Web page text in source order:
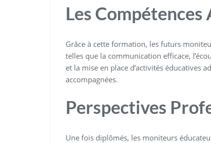
Les Compétences
Grâce à cette formation, les futurs
telles que la communication efficace,
et la mise en place d’activités éducatives
accompagnées.
Perspectives
Une fois diplômés, les moniteurs